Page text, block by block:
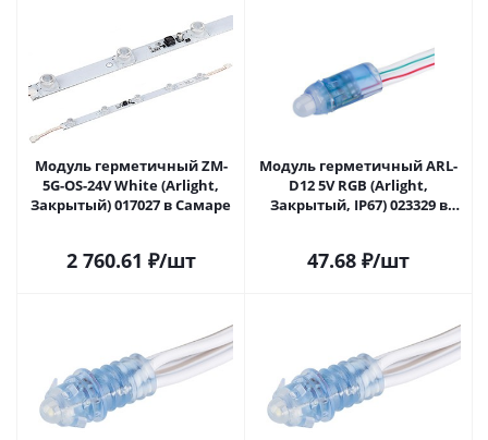
Модуль герметичный ZM-
5G-OS-24V White (Arlight,
Закрытый) 017027 в Самаре
2 760.61 ₽/шт
Модуль герметичный ARL-
D12 5V RGB (Arlight,
Закрытый, IP67) 023329 в
47.68 ₽/шт